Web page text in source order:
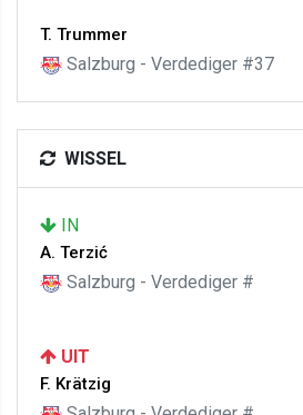
T. Trummer
Salzburg - Verdediger #37
WISSEL
IN
A. Terzić
Salzburg - Verdediger #
UIT
F. Krätzig